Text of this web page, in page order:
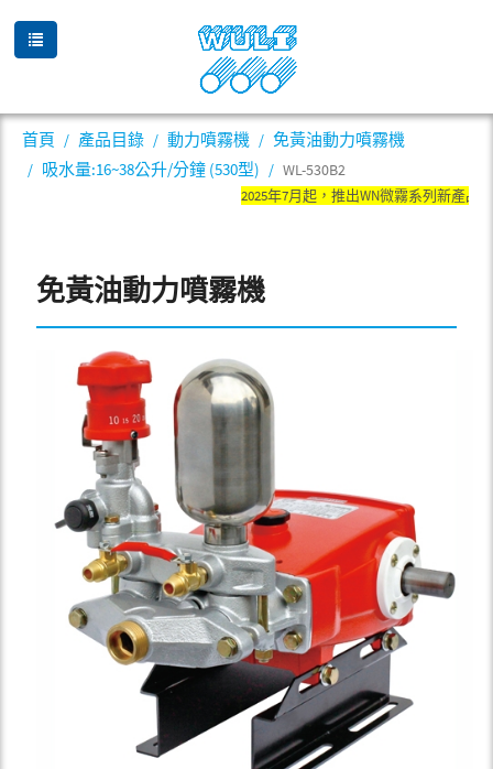
首頁 產品目錄 動力噴霧機
免黃油動力噴霧機
吸水量:16~38公升/分鐘 (530型)
WL-530B2
2025年7月起，推出WN微霧系列新產品
免黃油動力噴霧機